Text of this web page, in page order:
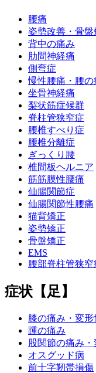
腰痛
姿勢改善・骨盤
背中の痛み
肋間神経痛
側弯症
慢性腰痛・腰の
坐骨神経痛
梨状筋症候群
脊柱管狭窄症
腰椎すべり症
腰椎分離症
ぎっくり腰
椎間板ヘルニア
筋筋膜性腰痛
仙腸関節症
仙腸関節性腰痛
猫背矯正
姿勢矯正
骨盤矯正
EMS
腰部脊柱管狭窄
症状【足】
膝の痛み・変
踵の痛み
股関節の痛み
オスグッド病
前十字靭帯損傷